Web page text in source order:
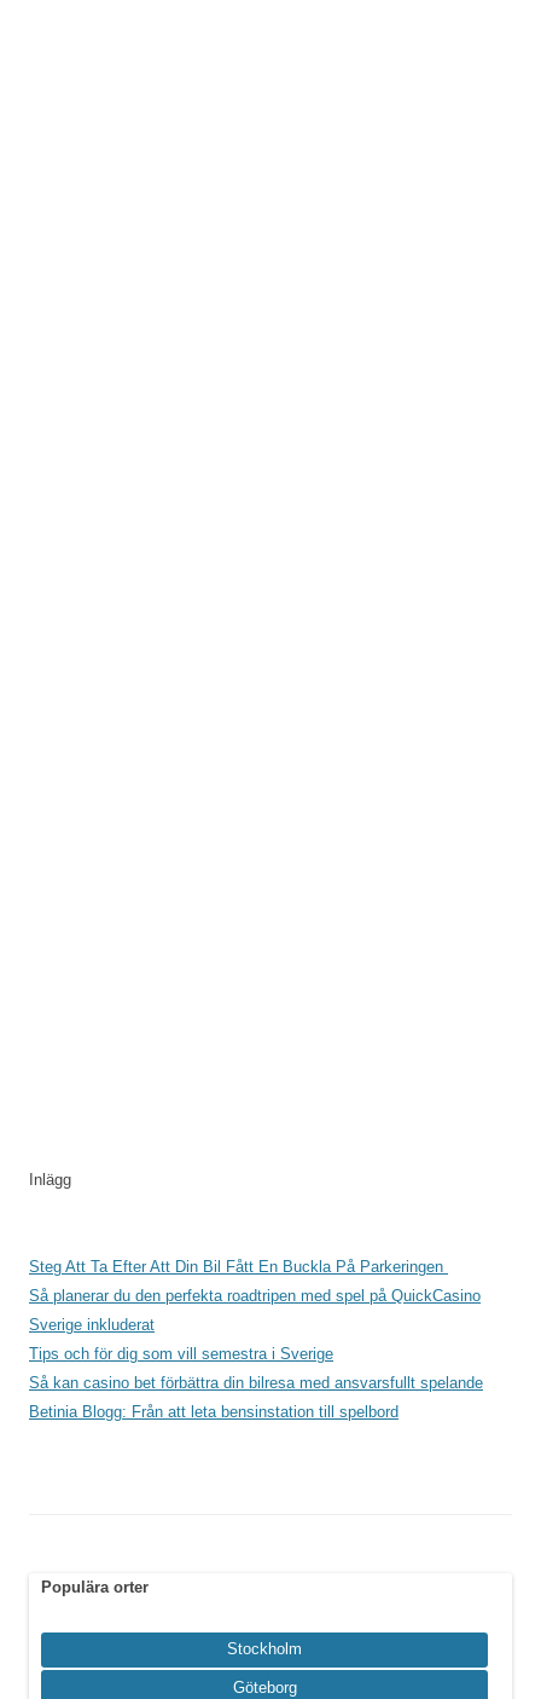
Inlägg
Steg Att Ta Efter Att Din Bil Fått En Buckla På Parkeringen
Så planerar du den perfekta roadtripen med spel på QuickCasino
Sverige inkluderat
Tips och för dig som vill semestra i Sverige
Så kan casino bet förbättra din bilresa med ansvarsfullt spelande
Betinia Blogg: Från att leta bensinstation till spelbord
Populära orter
Stockholm
Göteborg